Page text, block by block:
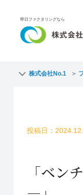
即日ファクタリングなら
株式会社No.1
投稿日：
「ベン